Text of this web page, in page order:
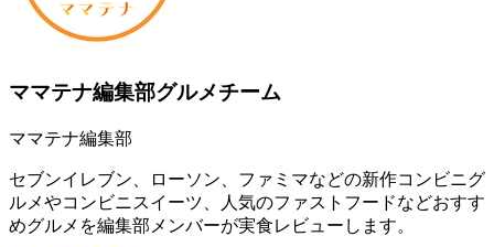
ママテナ編集部グルメチーム
ママテナ編集部
セブンイレブン、ローソン、ファミマなどの新作コンビニグ
ルメやコンビニスイーツ、人気のファストフードなどおすす
めグルメを編集部メンバーが実食レビューします。